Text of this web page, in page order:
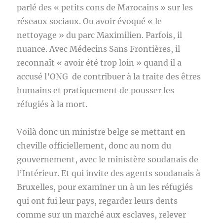
parlé des « petits cons de Marocains » sur les
réseaux sociaux. Ou avoir évoqué « le
nettoyage » du parc Maximilien. Parfois, il
nuance. Avec Médecins Sans Frontières, il
reconnaît « avoir été trop loin » quand il a
accusé l’ONG de contribuer à la traite des êtres
humains et pratiquement de pousser les
réfugiés à la mort.
Voilà donc un ministre belge se mettant en
cheville officiellement, donc au nom du
gouvernement, avec le ministère soudanais de
l’Intérieur. Et qui invite des agents soudanais à
Bruxelles, pour examiner un à un les réfugiés
qui ont fui leur pays, regarder leurs dents
comme sur un marché aux esclaves, relever